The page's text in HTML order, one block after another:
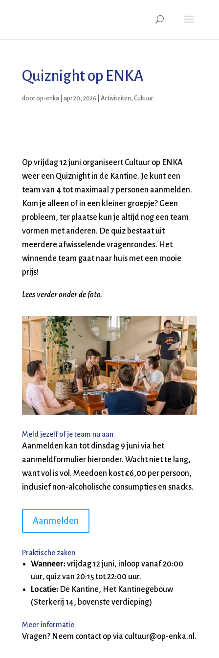
Quiznight op ENKA
doorop-enka| apr 20, 2026 Activiteiten, Cultuur
Op vrijdag 12 juni organiseert Cultuur op ENKA
weer een Quiznight in de Kantine. Je kunt een
team van 4 tot maximaal 7 personen aanmelden.
Kom je alleen of in een kleiner groepje? Geen
probleem, ter plaatse kun je altijd nog een team
vormen met anderen. De quiz bestaat uit
meerdere afwisselende vragenrondes. Het
winnende team gaat naar huis met een mooie
prijs!
Lees verder onder de foto.
Meld jezelf of je team nu aan
Aanmelden kan tot dinsdag 9 juni via het
aanmeldformulier hieronder. Wacht niet te lang,
want vol is vol. Meedoen kost €6,00 per persoon,
inclusief non-alcoholische consumpties en snacks.
Aanmelden
Praktische zaken
Wanneer:vrijdag 12 juni, inloop vanaf 20:00
uur, quiz van 20:15 tot 22:00 uur.
Locatie: De Kantine, Het Kantinegebouw
(Sterkerij 14, bovenste verdieping)
Meer informatie
Vragen? Neem contact op via cultuur@op-enka.nl.